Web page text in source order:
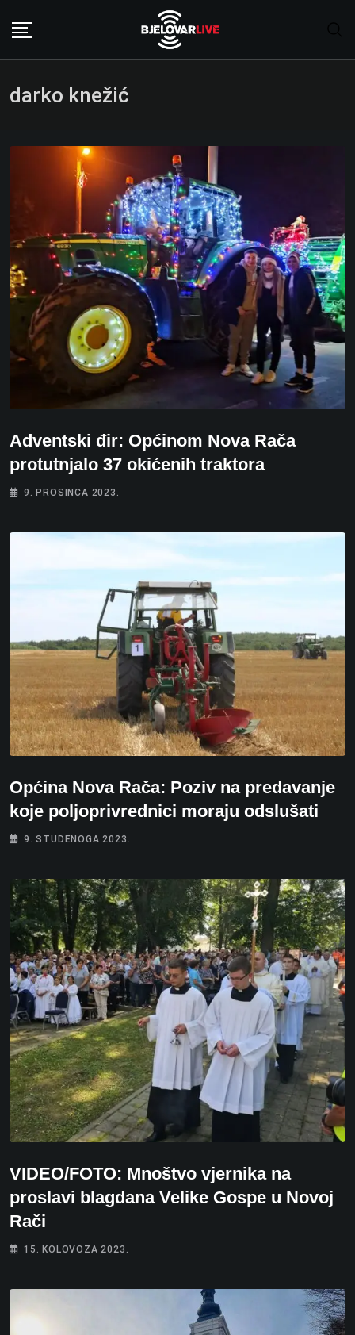
darko knežić
Adventski đir: Općinom Nova Rača
protutnjalo 37 okićenih traktora
9. PROSINCA 2023.
Općina Nova Rača: Poziv na predavanje
koje poljoprivrednici moraju odslušati
9. STUDENOGA 2023.
VIDEO/FOTO: Mnoštvo vjernika na
proslavi blagdana Velike Gospe u Novoj
Rači
15. KOLOVOZA 2023.